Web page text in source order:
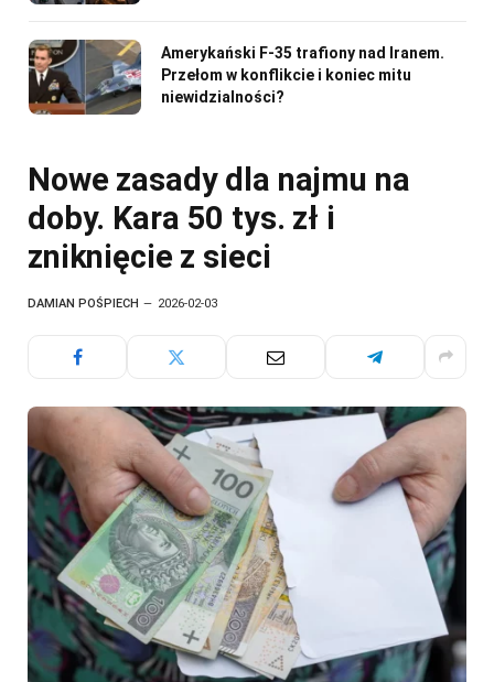
Amerykański F-35 trafiony nad Iranem.
Przełom w konflikcie i koniec mitu
niewidzialności?
Nowe zasady dla najmu na
doby. Kara 50 tys. zł i
zniknięcie z sieci
DAMIAN POŚPIECH 2026-02-03